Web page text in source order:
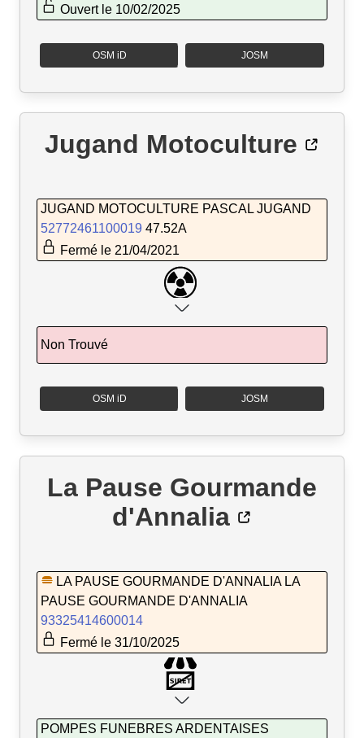
Ouvert le 10/02/2025
OSM iD JOSM
Jugand Motoculture
JUGAND MOTOCULTURE PASCAL JUGAND
52772461100019 47.52A
Fermé le 21/04/2021
Non Trouvé
OSM iD JOSM
La Pause Gourmande
d'Annalia
LA PAUSE GOURMANDE D'ANNALIA LA
PAUSE GOURMANDE D'ANNALIA
93325414600014
Fermé le 31/10/2025
POMPES FUNEBRES ARDENTAISES